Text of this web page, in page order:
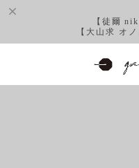
【徒爾
【大山求 オ